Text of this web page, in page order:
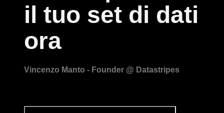
il tuo set di dati
ora